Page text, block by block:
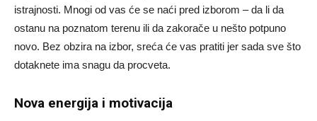
istrajnosti. Mnogi od vas će se naći pred izborom – da li da
ostanu na poznatom terenu ili da zakorače u nešto potpuno
novo. Bez obzira na izbor, sreća će vas pratiti jer sada sve što
dotaknete ima snagu da procveta.
Nova energija i motivacija